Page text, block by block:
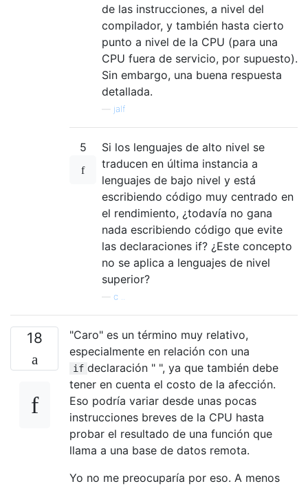
de las instrucciones, a nivel del
compilador, y también hasta cierto
punto a nivel de la CPU (para una
CPU fuera de servicio, por supuesto).
Sin embargo, una buena respuesta
detallada.
jalf
5
Si los lenguajes de alto nivel se
traducen en última instancia a
lenguajes de bajo nivel y está
escribiendo código muy centrado en
el rendimiento, ¿todavía no gana
nada escribiendo código que evite
las declaraciones if? ¿Este concepto
no se aplica a lenguajes de nivel
superior?
c ..
18
"Caro" es un término muy relativo,
especialmente en relación con una
if declaración " ", ya que también debe
tener en cuenta el costo de la afección.
Eso podría variar desde unas pocas
instrucciones breves de la CPU hasta
probar el resultado de una función que
llama a una base de datos remota.
Yo no me preocuparía por eso. A menos